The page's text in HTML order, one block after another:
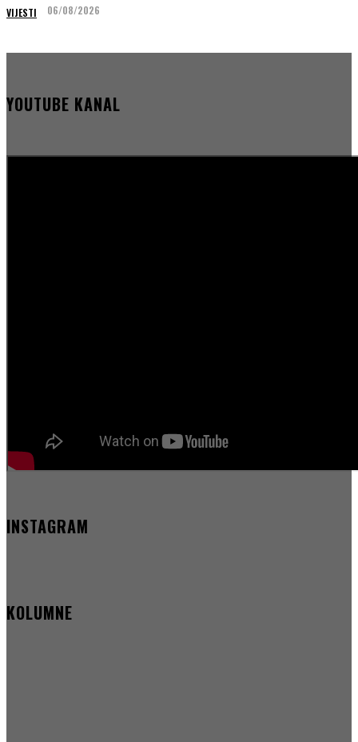
VIJESTI 06/08/2026
YOUTUBE KANAL
INSTAGRAM
KOLUMNE